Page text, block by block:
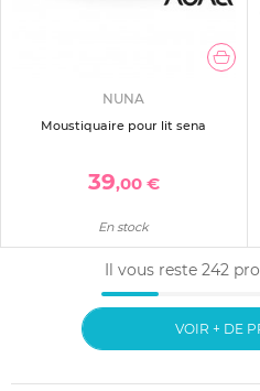
NUNA
Moustiquaire pour lit sena
39,00 €
En stock
Il vous reste 242
VOIR + DE